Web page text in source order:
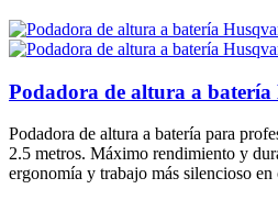
Podadora de altura a
Podadora de altura a batería para
2.5 metros. Máximo rendimiento y
ergonomía y trabajo más silencioso